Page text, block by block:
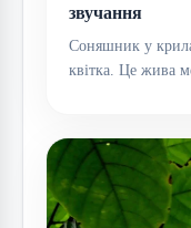
звучання
Соняшник у
квітка. Це жива